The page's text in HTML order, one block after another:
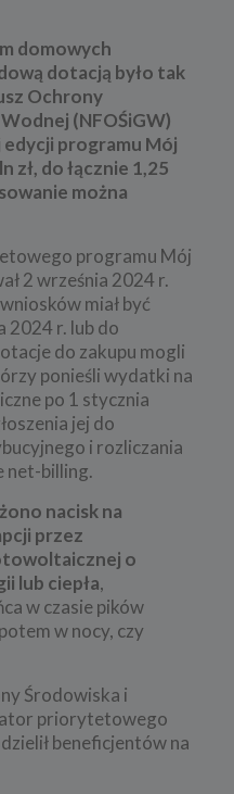
domowych
dotacją było tak
Ochrony
(NFOŚiGW)
programu Mój
zł, do łącznie 1,25
można
programu Mój
2 września 2024 r.
miał być
2024 r. lub do
do zakupu mogli
ponieśli wydatki na
po 1 stycznia
jej do
i rozliczania
net-billing.
nacisk na
przez
o
lub ciepła,
w czasie pików
w nocy, czy
Środowiska i
priorytetowego
beneficjentów na